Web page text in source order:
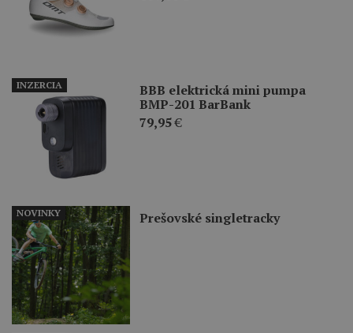
BBB elektrická mini pumpa
BMP-201 BarBank
79,95€
INZERCIA
Prešovské singletracky
NOVINKY